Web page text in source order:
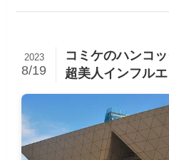
コミケのハンコ
超美人インフル
2023
8/19